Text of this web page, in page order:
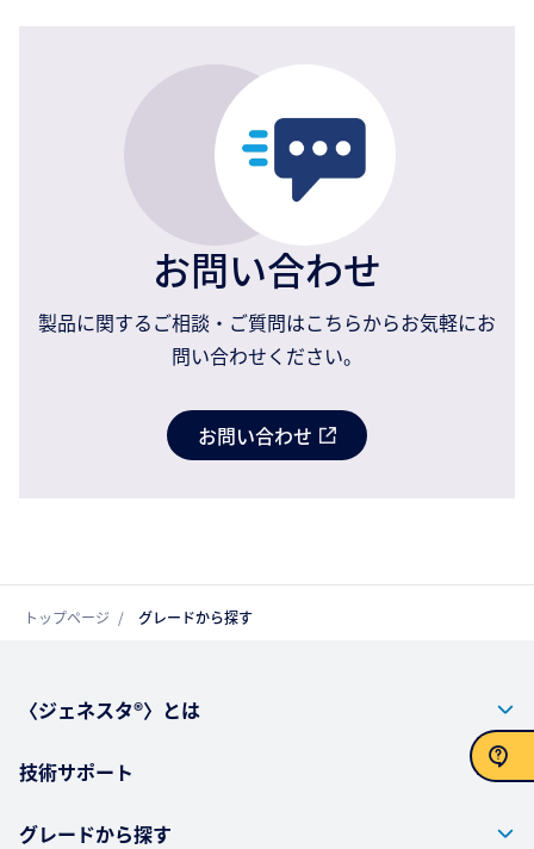
お問い合わせ
製品に関するご相談・ご質問はこちらからお気軽にお
問い合わせください。
お問い合わせ
トップページ グレードから探す
〈ジェネスタ®〉とは
技術サポート
グレードから探す